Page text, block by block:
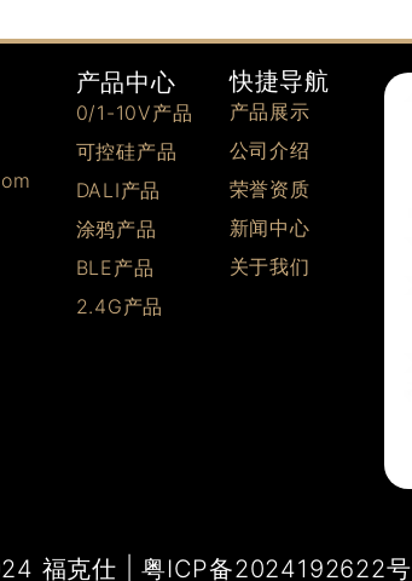
产品中心
0/1-10V产品
可控硅产品
DALI产品
涂鸦产品
BLE产品
2.4G产品
快捷导航
产品展示
公司介绍
荣誉资质
新闻中心
关于我们
福克仕 | 粤ICP备2024192622号